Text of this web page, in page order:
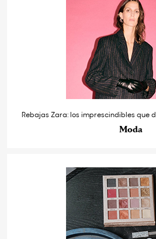
Rebajas Zara: los imprescindibles que
Moda